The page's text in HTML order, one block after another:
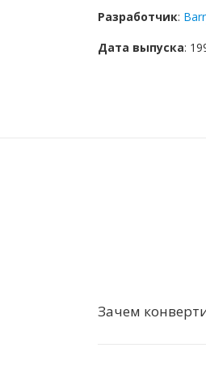
Разработчик:
Дата выпуска:
Зачем